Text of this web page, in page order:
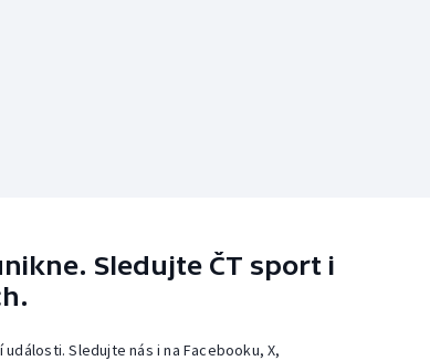
Sledujte ČT sport i
Sledujte nás i na Facebooku, X,